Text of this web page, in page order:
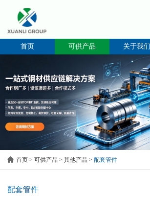
首页 可供产品 关于我们
首页 > 可供产品 > 其他产品 > 配套管件
配套管件